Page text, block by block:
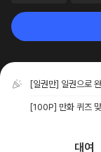
[일권만] 일권으로
[100P] 만화 퀴즈
대여